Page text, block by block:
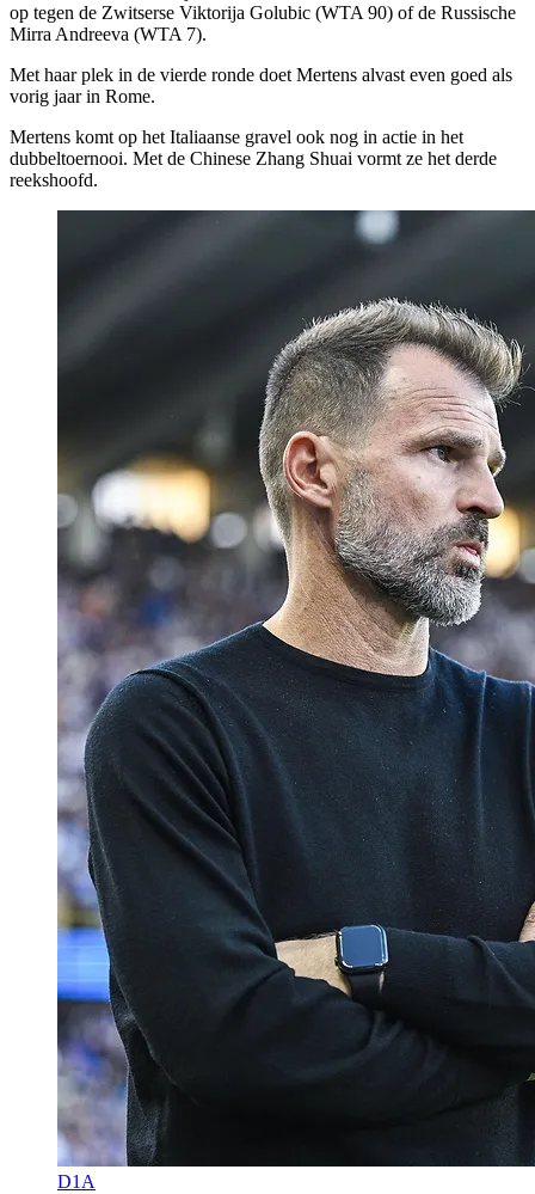
op tegen de Zwitserse Viktorija Golubic (WTA 90) of de Russische
Mirra Andreeva (WTA 7).
Met haar plek in de vierde ronde doet Mertens alvast even goed als
vorig jaar in Rome.
Mertens komt op het Italiaanse gravel ook nog in actie in het
dubbeltoernooi. Met de Chinese Zhang Shuai vormt ze het derde
reekshoofd.
D1A